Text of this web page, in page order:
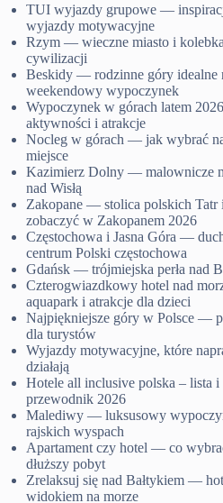
TUI wyjazdy grupowe —
wyjazdy motywacyjne
Rzym — wieczne miasto i kolebka
cywilizacji
Beskidy — rodzinne góry idealne
weekendowy wypoczynek
Wypoczynek w górach latem
aktywności i atrakcje
Nocleg w górach — jak wybrać
miejsce
Kazimierz Dolny — malownicze
nad Wisłą
Zakopane — stolica polskich Tatr
zobaczyć w Zakopanem 2026
Częstochowa i Jasna Góra —
centrum Polski częstochowa
Gdańsk — trójmiejska perła nad
Czterogwiazdkowy hotel nad
aquapark i atrakcje dla dzieci
Najpiękniejsze góry w Polsce —
dla turystów
Wyjazdy motywacyjne, które
działają
Hotele all inclusive polska – lista i
przewodnik 2026
Malediwy — luksusowy
rajskich wyspach
Apartament czy hotel — co
dłuższy pobyt
Zrelaksuj się nad Bałtykiem —
widokiem na morze